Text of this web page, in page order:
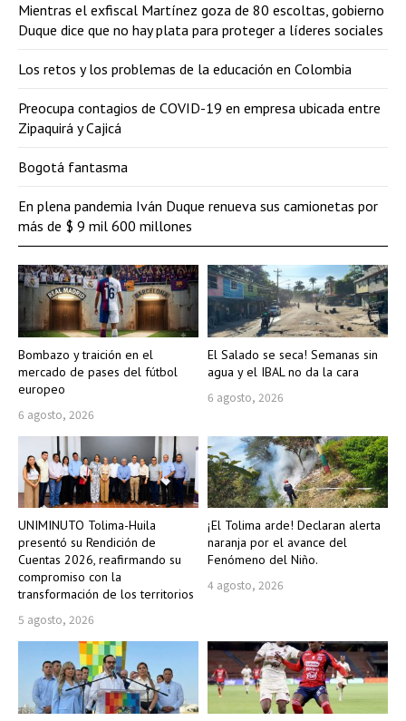
Bombazo y traición en el
mercado de pases del fútbol
europeo
6 agosto, 2026
El Salado se seca! Semanas sin
agua y el IBAL no da la cara
6 agosto, 2026
UNIMINUTO Tolima-Huila
presentó su Rendición de
Cuentas 2026, reafirmando su
compromiso con la
transformación de los territorios
5 agosto, 2026
¡El Tolima arde! Declaran alerta
naranja por el avance del
Fenómeno del Niño.
4 agosto, 2026
Mientras el exfiscal Martínez goza de 80 escoltas, gobierno
Duque dice que no hay plata para proteger a líderes sociales
Los retos y los problemas de la educación en Colombia
Preocupa contagios de COVID-19 en empresa ubicada entre
Zipaquirá y Cajicá
Bogotá fantasma
En plena pandemia Iván Duque renueva sus camionetas por
más de $ 9 mil 600 millones